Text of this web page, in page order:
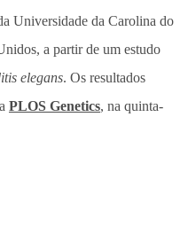
Universidade da Carolina do
a partir de um estudo
elegans. Os resultados
PLOS Genetics, na quinta-